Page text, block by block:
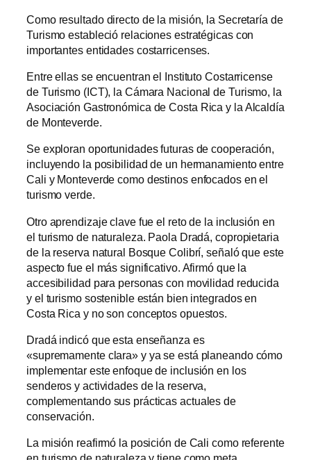
Como resultado directo de la misión, la Secretaría de
Turismo estableció relaciones estratégicas con
importantes entidades costarricenses.
Entre ellas se encuentran el Instituto Costarricense
de Turismo (ICT), la Cámara Nacional de Turismo, la
Asociación Gastronómica de Costa Rica y la Alcaldía
de Monteverde.
Se exploran oportunidades futuras de cooperación,
incluyendo la posibilidad de un hermanamiento entre
Cali y Monteverde como destinos enfocados en el
turismo verde.
Otro aprendizaje clave fue el reto de la inclusión en
el turismo de naturaleza. Paola Dradá, copropietaria
de la reserva natural Bosque Colibrí, señaló que este
aspecto fue el más significativo. Afirmó que la
accesibilidad para personas con movilidad reducida
y el turismo sostenible están bien integrados en
Costa Rica y no son conceptos opuestos.
Dradá indicó que esta enseñanza es
«supremamente clara» y ya se está planeando cómo
implementar este enfoque de inclusión en los
senderos y actividades de la reserva,
complementando sus prácticas actuales de
conservación.
La misión reafirmó la posición de Cali como referente